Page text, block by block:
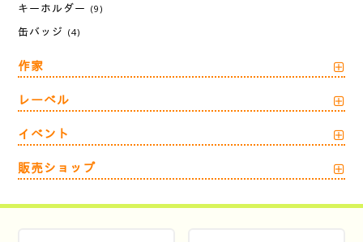
キーホルダー (9)
缶バッジ (4)
作家
レーベル
イベント
販売ショップ